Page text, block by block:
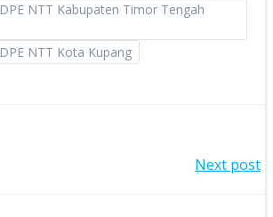
NTT Kabupaten Timor Tengah
NTT Kota Kupang
Next post